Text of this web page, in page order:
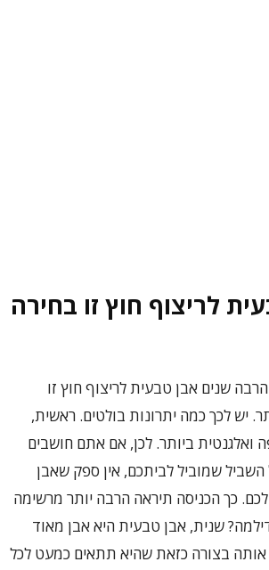
לריצוף חוץ זו בחירה
שנים אבן טבעית לריצוף חוץ זו
יש לכך כמה יתרונות בולטים. ראשית,
ואלגנטית ביותר. לכן, אם אתם חושבים
שמוביל לביתכם, אין ספק שאבן
כך הכניסה תיראה הרבה יותר מרשימה
שנית, אבן טבעית היא אבן מאוד
בצורה כזאת שהיא תתאים כמעט לכל